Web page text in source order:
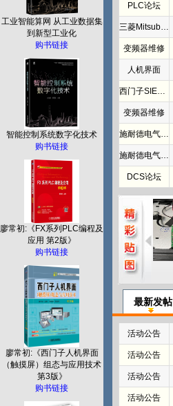
工业智能算网 从工业数据集
到新型工业化
购书链接
智能控制系统数字化技术
购书链接
廖常初:《FX系列PLC编程及
应用 第2版》
购书链接
廖常初:《西门子人机界面
（触摸屏）组态与应用技术
第3版》
购书链接
PLC论坛
三菱Mitsubishi
变频器维修
人机界面
西门子SIEMENS
变频器维修
施耐德电气PLC
施耐德电气PLC
DCS论坛
最新发帖
活动公告
活动公告
活动公告
活动公告